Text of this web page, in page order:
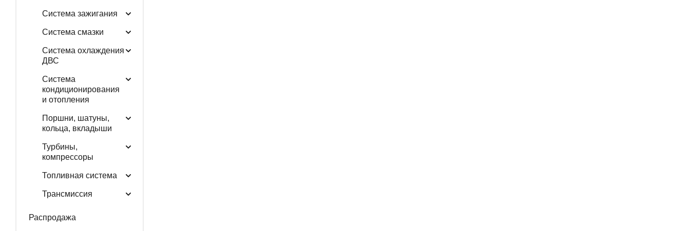
Система зажигания
Система смазки
Система охлаждения
ДВС
Система
кондиционирования
и отопления
Поршни, шатуны,
кольца, вкладыши
Турбины,
компрессоры
Топливная система
Трансмиссия
Распродажа